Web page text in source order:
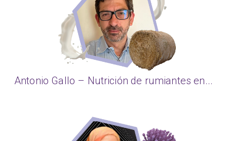
Antonio Gallo – Nutrición de rumiantes en...